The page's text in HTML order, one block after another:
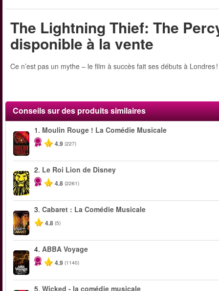
The Lightning Thief: The
disponible à la vente
Ce n’est pas un mythe – le film à succès fait ses débuts à
Conseils sur des produits similaires
-50%
1. Moulin Rouge ! La Comédie Musicale
4.9 (227)
2. Le Roi Lion de Disney
4.8 (2261)
3. Cabaret : La Comédie Musicale
4.8 (5)
4. ABBA Voyage
4.9 (1140)
5. Wicked - la comédie musicale